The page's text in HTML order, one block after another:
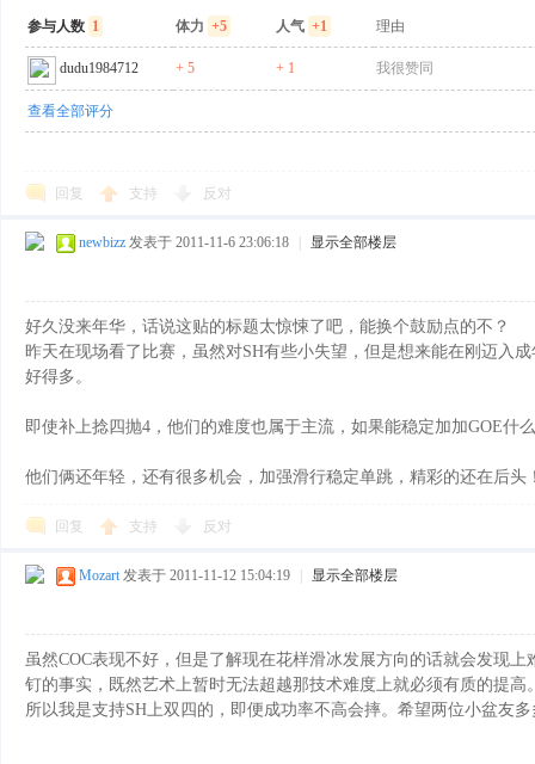
参与人数 1 体力 +5 人气 +1 理由
dudu1984712 + 5 + 1 我很赞同
查看全部评分
回复 支持 反对
newbizz 发表于 2011-11-6 23:06:18 显示全部楼层
好久没来年华，话说这贴的标题太惊悚了吧，能换个鼓励点的不？
昨天在现场看了比赛，虽然对SH有些小失望，但是想来能在刚迈入
好得多。
即使补上捻四抛4，他们的难度也属于主流，如果能稳定加加GOE什
他们俩还年轻，还有很多机会，加强滑行稳定单跳，精彩的还在后头
回复 支持 反对
Mozart 发表于 2011-11-12 15:04:19 显示全部楼层
虽然COC表现不好，但是了解现在花样滑冰发展方向的话就会发现
钉的事实，既然艺术上暂时无法超越那技术难度上就必须有质的提高
所以我是支持SH上双四的，即便成功率不高会摔。希望两位小盆友